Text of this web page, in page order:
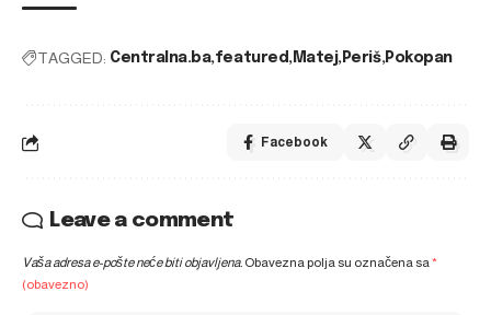
TAGGED: Centralna.ba featured Matej Periš Pokopan
Facebook
Leave a comment
Vaša adresa e-pošte neće biti objavljena. Obavezna polja su označena sa*
(obavezno)